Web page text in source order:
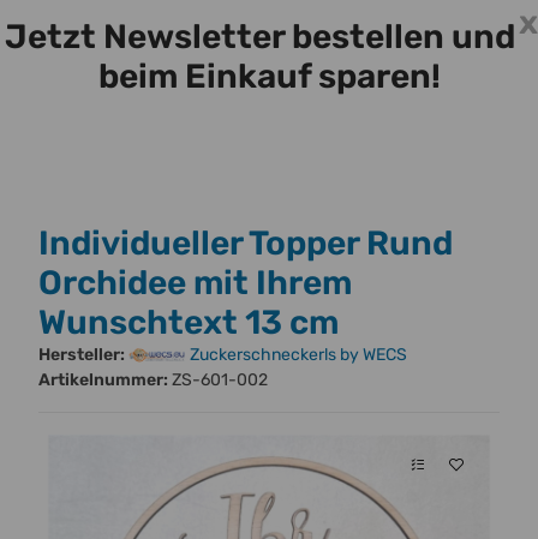
x
Jetzt Newsletter bestellen und
beim Einkauf sparen!
Individueller Topper Rund
Orchidee mit Ihrem
Wunschtext 13 cm
Hersteller:
Zuckerschneckerls by WECS
Artikelnummer: ZS-601-002